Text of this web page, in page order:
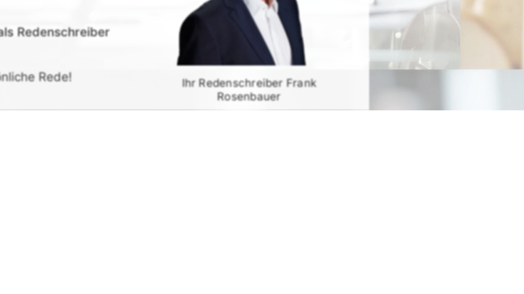
Redenschreiber
Rede!
Ihr Redenschreiber Frank
Rosenbauer